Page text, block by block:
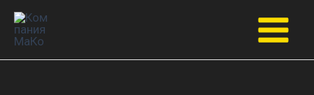
Перейти
содержимому
Main